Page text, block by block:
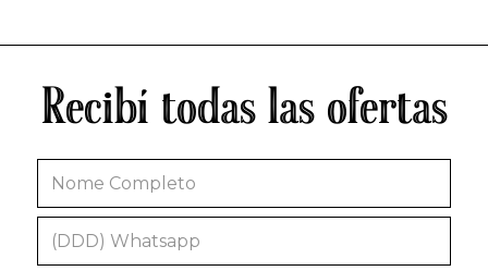
Recibí todas las ofertas